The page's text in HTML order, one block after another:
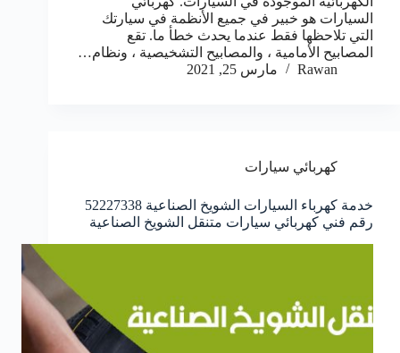
السيارات هو خبير في جميع الأنظمة في سيارتك
التي تلاحظها فقط عندما يحدث خطأ ما. تقع
المصابيح الأمامية ، والمصابيح التشخيصية ، ونظام…
Rawan
مارس 25, 2021
كهربائي سيارات
خدمة كهرباء السيارات الشويخ الصناعية 52227338
رقم فني كهربائي سيارات متنقل الشويخ الصناعية